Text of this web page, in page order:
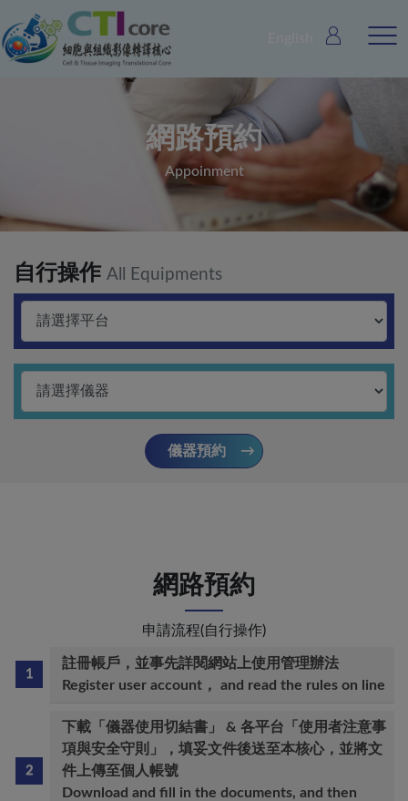
網路預約
Appoinment
自行操作 All Equipments
儀器預約
網路預約
申請流程(自行操作)
註冊帳戶，並事先詳閱網站上使用管理辦法
Register user account， and read the rules on line
下載「儀器使用切結書」 & 各平台「使用者注意事
項與安全守則」，填妥文件後送至本核心，並將文
件上傳至個人帳號
Download and fill in the documents, and then